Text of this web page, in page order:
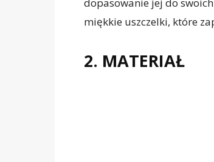
miękkie uszczelki, które
2. MATERIAŁ